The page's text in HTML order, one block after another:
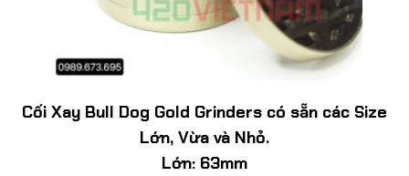
Cối Xay Bull Dog Gold Grinders có sẵn các Size
Lớn, Vừa và Nhỏ.
Lớn: 63mm